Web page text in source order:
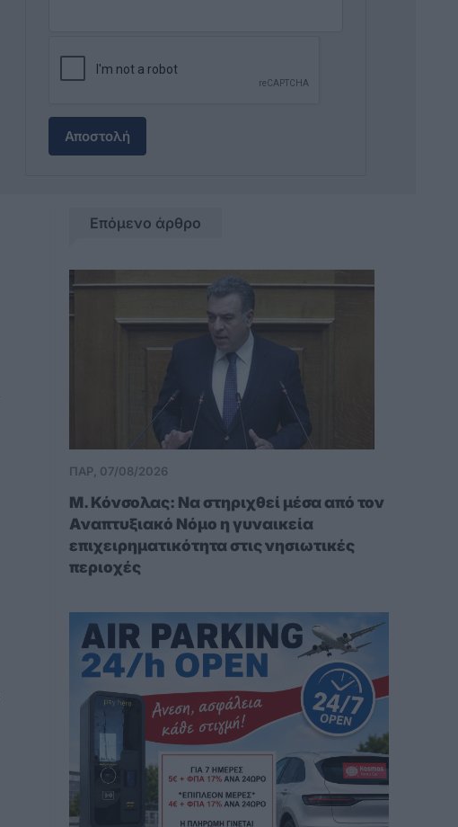
Αποστολή
Επόμενο άρθρο
ΠΑΡ, 07/08/2026
Μ. Κόνσολας: Να στηριχθεί μέσα από τον
Αναπτυξιακό Νόμο η γυναικεία
επιχειρηματικότητα στις νησιωτικές
περιοχές